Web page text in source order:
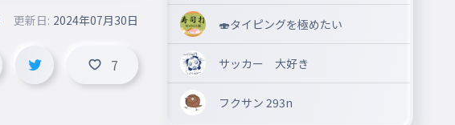
更新日: 2024年07月30日
7
🍣タイピングを極めたい
サッカー 大好き
フクサン 293n